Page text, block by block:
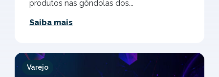
produtos nas gôndolas dos...
Saiba mais
Varejo